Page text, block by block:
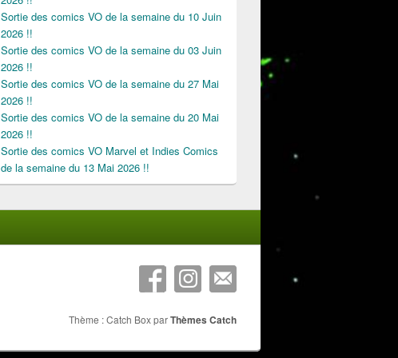
Sortie des comics VO de la semaine du 10 Juin
2026 !!
Sortie des comics VO de la semaine du 03 Juin
2026 !!
Sortie des comics VO de la semaine du 27 Mai
2026 !!
Sortie des comics VO de la semaine du 20 Mai
2026 !!
Sortie des comics VO Marvel et Indies Comics
de la semaine du 13 Mai 2026 !!
Thème : Catch Box parThèmes Catch